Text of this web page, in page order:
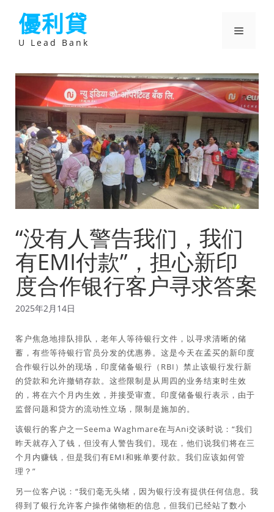
優利貸
U Lead Bank
選
“没有人警告我们，我们
有EMI付款”，担心新印
度合作银行客户寻求答案
2025年2月14日
客户焦急地排队排队，老年人等待银行文件，以寻求清晰的储
蓄，有些等待银行官员分发的优惠券。这是今天在孟买的新印度
合作银行以外的现场，印度储备银行（RBI）禁止该银行发行新
的贷款和允许撤销存款。这些限制是从周四的业务结束时生效
的，将在六个月内生效，并接受审查。印度储备银行表示，由于
监督问题和贷方的流动性立场，限制是施加的。
该银行的客户之一Seema Waghmare在与Ani交谈时说：“我们
昨天就存入了钱，但没有人警告我们。现在，他们说我们将在三
个月内赚钱，但是我们有EMI和账单要付款。我们应该如何管
理？”
另一位客户说：“我们毫无头绪，因为银行没有提供任何信息。我
得到了银行允许客户操作储物柜的信息，但我们已经站了数小